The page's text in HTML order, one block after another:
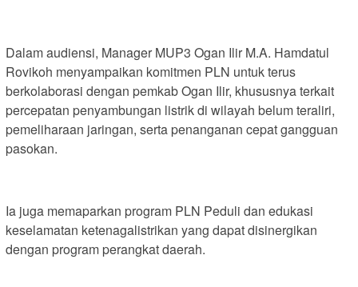
Dalam audiensi, Manager MUP3 Ogan Ilir M.A. Hamdatul
Rovikoh menyampaikan komitmen PLN untuk terus
berkolaborasi dengan pemkab Ogan Ilir, khususnya terkait
percepatan penyambungan listrik di wilayah belum teraliri,
pemeliharaan jaringan, serta penanganan cepat gangguan
pasokan.
Ia juga memaparkan program PLN Peduli dan edukasi
keselamatan ketenagalistrikan yang dapat disinergikan
dengan program perangkat daerah.